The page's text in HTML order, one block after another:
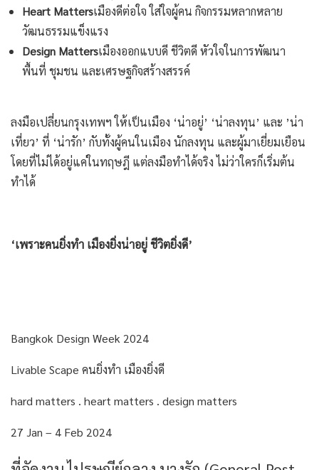
Heart Mattersเมืองดีต่อใจ ใส่ใจผู้คน กิจกรรมหลากหลาย
วัฒนธรรมแข็งแรง
Design Mattersเมืองออกแบบดี ชีวิตดี หัวใจในการพัฒนา
พื้นที่ ชุมชน และเศรษฐกิจสร้างสรรค์
ลงมือเปลี่ยนกรุงเทพฯ ให้เป็นเมือง ‘น่าอยู่’ ‘น่าลงทุน’ และ ’น่า
เที่ยว’ ที่ ‘น่ารัก’ กับทั้งผู้คนในเมือง นักลงทุน และผู้มาเยี่ยมเยือน
โดยที่ไม่ได้อยู่แค่ในทฤษฎี แต่ลงมือทำได้จริง ไม่ว่าใครก็เริ่มต้น
ทำได้
‘เพราะคนยิ่งทำ เมืองยิ่งน่าอยู่ ชีวิตยิ่งดี’
Bangkok Design Week 2024
Livable Scape คนยิ่งทำ เมืองยิ่งดี
hard matters . heart matters . design matters
27 Jan – 4 Feb 2024